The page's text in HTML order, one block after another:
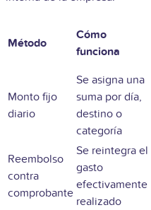
Método
Cómo
funciona
Monto fijo
diario
Se asigna una
suma por día,
destino o
categoría
Reembolso
contra
comprobante
Se reintegra el
gasto
efectivamente
realizado